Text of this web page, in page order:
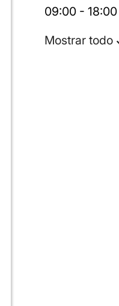
09:00 - 18:00
Mostrar todo